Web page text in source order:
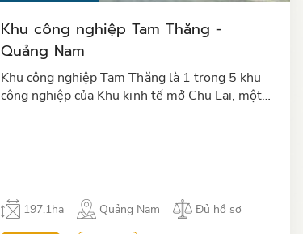
Khu công nghiệp Tam Thăng -
Quảng Nam
Khu công nghiệp Tam Thăng là 1 trong 5 khu
công nghiệp của Khu kinh tế mở Chu Lai, một
197.1ha Quảng Nam Đủ hồ sơ